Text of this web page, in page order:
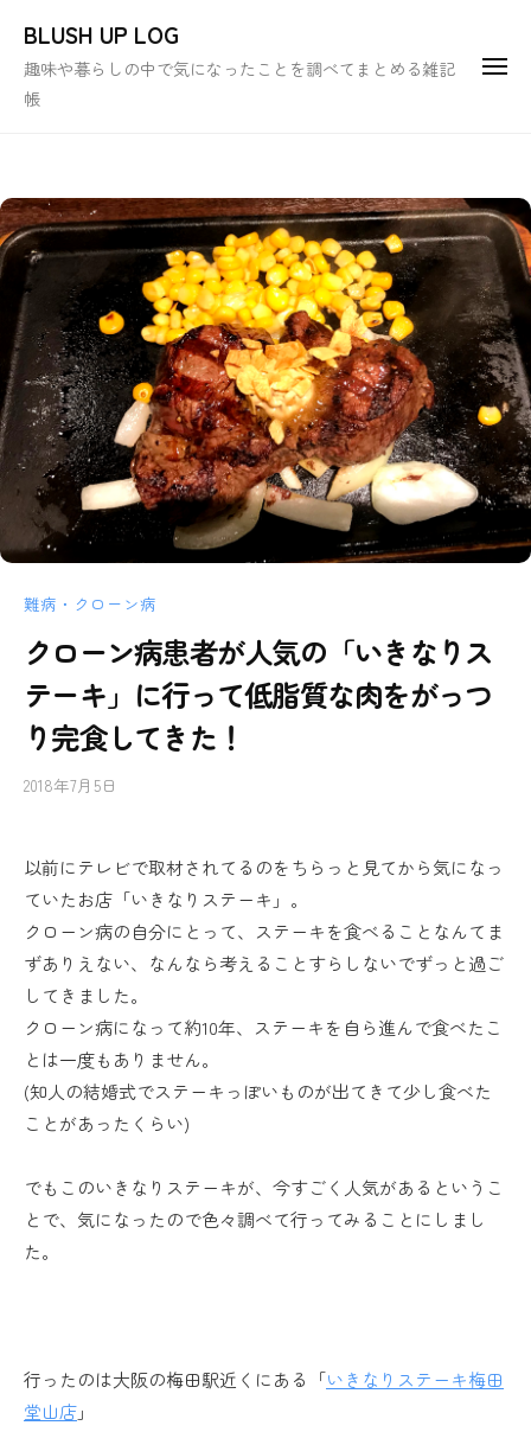
ス
キ
ッ
BLUSH UP LOG
趣味や暮らしの中で気になったことを調べてまとめる雑記
帳
メ
難病・クローン病
クローン病患者が人気の「いきなりス
テーキ」に行って低脂質な肉をがっつ
り完食してきた！
2018年7月5日
ぐ
る
の
コ
メ
ン
ト
以前にテレビで取材されてるのをちらっと見てから気になっ
ていたお店「いきなりステーキ」。
クローン病の自分にとって、ステーキを食べることなんてま
ずありえない、なんなら考えることすらしないでずっと過ご
してきました。
クローン病になって約10年、ステーキを自ら進んで食べたこ
とは一度もありません。
(知人の結婚式でステーキっぽいものが出てきて少し食べた
ことがあったくらい)
でもこのいきなりステーキが、今すごく人気があるというこ
とで、気になったので色々調べて行ってみることにしまし
た。
行ったのは大阪の梅田駅近くにある「いきなりステーキ梅田
堂山店」